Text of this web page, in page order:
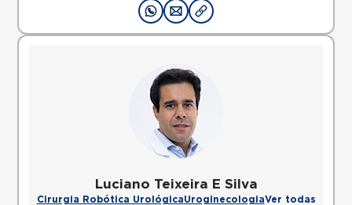
Luciano Teixeira E Silva
Cirurgia Robótica UrológicaUroginecologiaVer todas